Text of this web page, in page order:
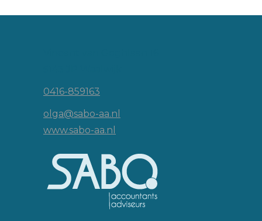
0416-859163
olga@sabo-aa.nl
www.sabo-aa.nl